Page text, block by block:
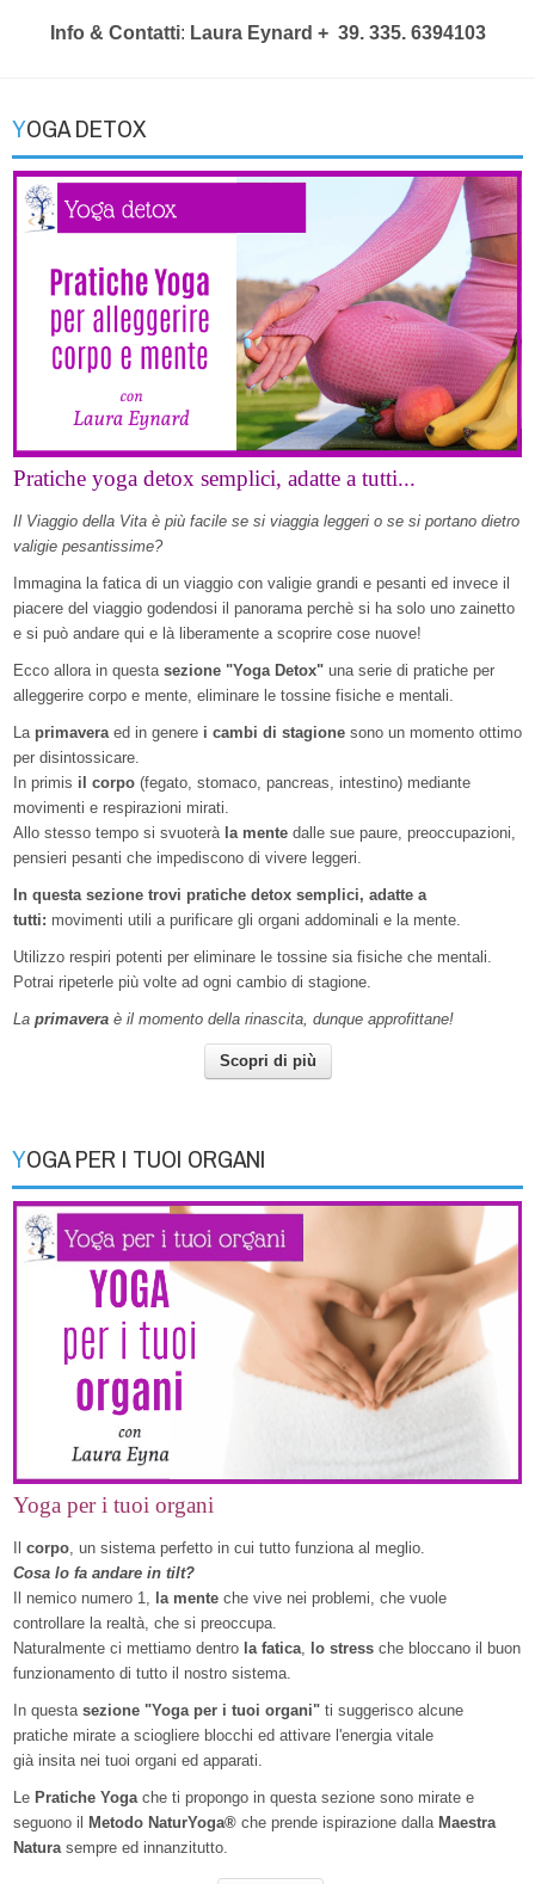
Info & Contatti: Laura Eynard + 39. 335. 6394103
YOGA DETOX
Pratiche yoga detox semplici, adatte a tutti...
Il Viaggio della Vita è più facile se si viaggia leggeri o se si portano dietro
valigie pesantissime?
Immagina la fatica di un viaggio con valigie grandi e pesanti ed invece il
piacere del viaggio godendosi il panorama perchè si ha solo uno zainetto
e si può andare qui e là liberamente a scoprire cose nuove!
Ecco allora in questa sezione "Yoga Detox" una serie di pratiche per
alleggerire corpo e mente, eliminare le tossine fisiche e mentali.
La primavera ed in genere i cambi di stagione sono un momento ottimo
per disintossicare.
In primis il corpo (fegato, stomaco, pancreas, intestino) mediante
movimenti e respirazioni mirati.
Allo stesso tempo si svuoterà la mente dalle sue paure, preoccupazioni,
pensieri pesanti che impediscono di vivere leggeri.
In questa sezione trovi pratiche detox semplici, adatte a
tutti: movimenti utili a purificare gli organi addominali e la mente.
Utilizzo respiri potenti per eliminare le tossine sia fisiche che mentali.
Potrai ripeterle più volte ad ogni cambio di stagione.
La primavera è il momento della rinascita, dunque approfittane!
Scopri di più
YOGA PER I TUOI ORGANI
Yoga per i tuoi organi
corpo, un sistema perfetto in cui tutto funziona al meglio.
Cosa lo fa andare in tilt?
Il nemico numero 1, la mente che vive nei problemi, che vuole
controllare la realtà, che si preoccupa.
Naturalmente ci mettiamo dentro la fatica, lo stress che bloccano il buon
funzionamento di tutto il nostro sistema.
In questa sezione "Yoga per i tuoi organi" ti suggerisco alcune
pratiche mirate a sciogliere blocchi ed attivare l'energia vitale
già insita nei tuoi organi ed apparati.
Le Pratiche Yogache ti propongo in questa sezione sono mirate e
seguono il
Metodo NaturYoga® che prende ispirazione dalla Maestra
Naturasempre ed innanzitutto.